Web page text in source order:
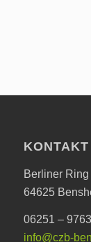
KONTAKT
Berliner Ring
64625
06251 –
info@czb-